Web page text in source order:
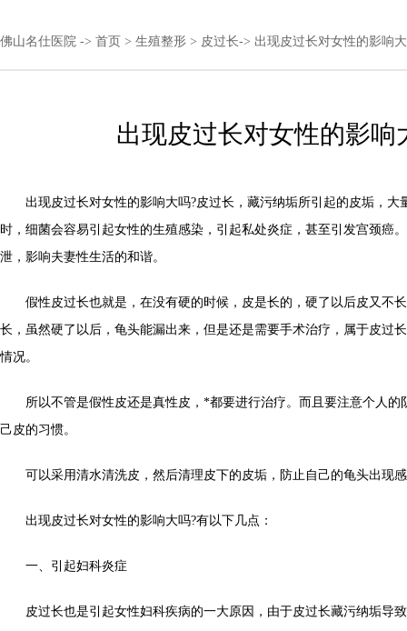
佛山名仕医院 -> 首页 > 生殖整形 > 皮过长-> 出现皮过长对女性的影响
出现皮过长对女性的影响
出现皮过长对女性的影响大吗?皮过长，藏污纳垢所引起的皮垢，大
时，细菌会容易引起女性的生殖感染，引起私处炎症，甚至引发宫颈癌
泄，影响夫妻性生活的和谐。
假性皮过长也就是，在没有硬的时候，皮是长的，硬了以后皮又不
长，虽然硬了以后，龟头能漏出来，但是还是需要手术治疗，属于皮过
情况。
所以不管是假性皮还是真性皮，*都要进行治疗。而且要注意个人的
己皮的习惯。
可以采用清水清洗皮，然后清理皮下的皮垢，防止自己的龟头出现
出现皮过长对女性的影响大吗?有以下几点：
一、引起妇科炎症
皮过长也是引起女性妇科疾病的一大原因，由于皮过长藏污纳垢导